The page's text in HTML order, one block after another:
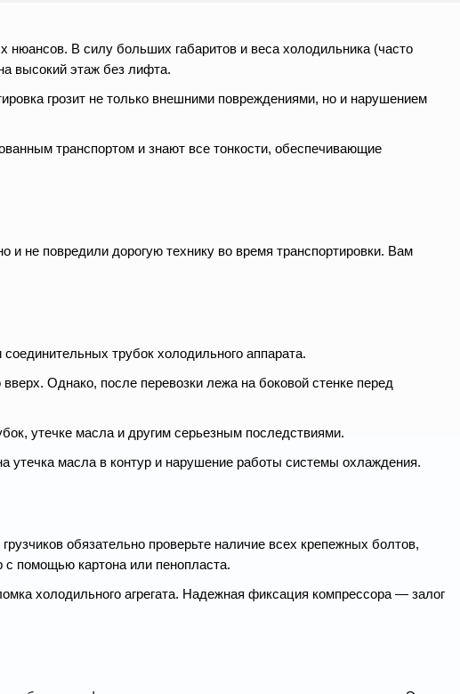
В силу больших габаритов и веса холодильника (часто
высокий этаж без лифта.
грозит не только внешними повреждениями, но и нарушением
транспортом и знают все тонкости, обеспечивающие
и не повредили дорогую технику во время транспортировки. Вам
трубок холодильного аппарата.
Однако, после перевозки лежа на боковой стенке перед
утечке масла и другим серьезным последствиями.
утечка масла в контур и нарушение работы системы охлаждения.
обязательно проверьте наличие всех крепежных болтов,
помощью картона или пенопласта.
холодильного агрегата. Надежная фиксация компрессора — залог